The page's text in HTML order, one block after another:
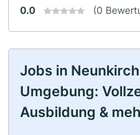
0.0 (0
Jobs in
Umgebung:
Ausbildung &